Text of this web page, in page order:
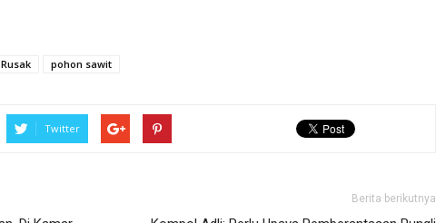
pohon sawit
Twitter
Berita berikutnya